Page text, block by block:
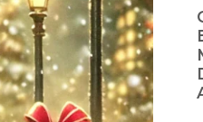
PROJETS
AU
ET
(MCC) –